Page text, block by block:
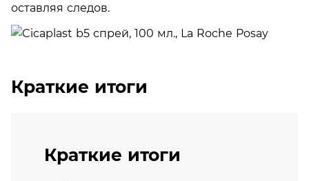
оставляя следов.
Краткие итоги
Краткие итоги